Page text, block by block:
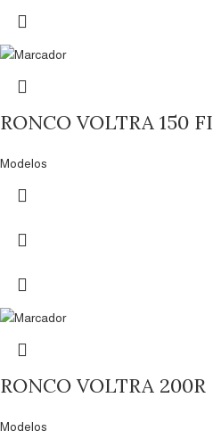
RONCO VOLTRA 150 FI
Modelos
RONCO VOLTRA 200R
Modelos